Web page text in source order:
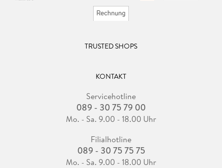
TRUSTED SHOPS
KONTAKT
Servicehotline
089 - 30 75 79 00
Mo. - Sa. 9.00 - 18.00 Uhr
Filialhotline
089 - 30 75 75 75
Mo. - Sa. 9.00 - 18.00 Uhr